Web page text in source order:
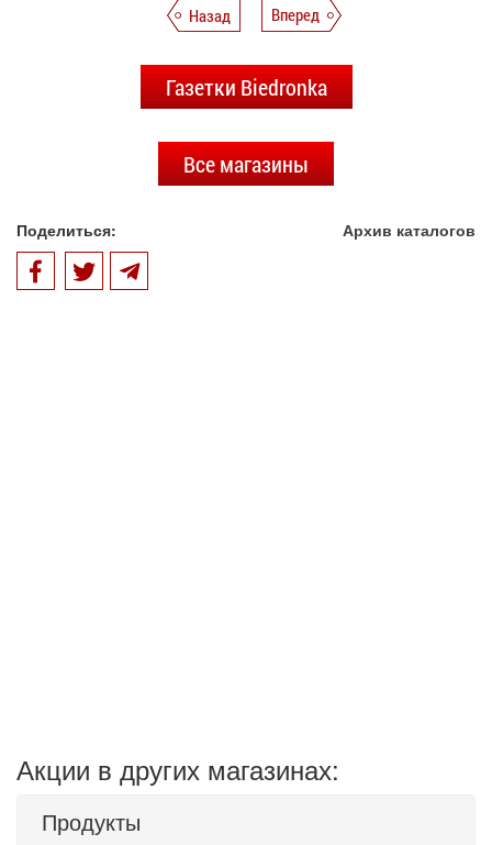
Назад Вперед
Газетки Biedronka
Все магазины
Поделиться: Архив каталогов
Акции в других магазинах:
Продукты